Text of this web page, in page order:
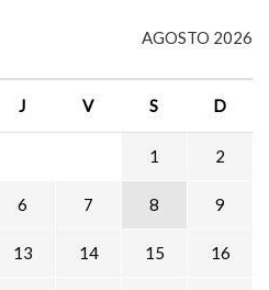
AGOSTO 2026
J V S D
1 2
6 7 8 9
13 14 15 16